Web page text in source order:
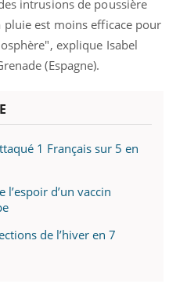
intrusions de poussière
pluie est moins efficace pour
explique Isabel
(Espagne).
1 Français sur 5 en
d’un vaccin
de l’hiver en 7